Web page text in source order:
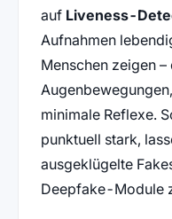
auf Liveness-
Aufnahmen
Menschen zeigen
minimale Reflexe.
punktuell stark,
ausgeklügelte
Deepfake-Module